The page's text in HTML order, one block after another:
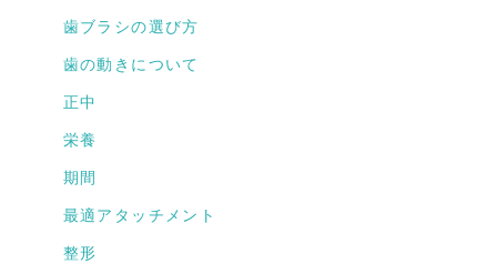
歯ブラシの選び方
歯の動きについて
正中
栄養
期間
最適アタッチメント
整形